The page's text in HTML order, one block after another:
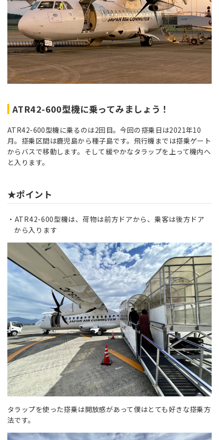
ATR42-600型機に乗ってみましょう！
ATR42-600型機に乗るのは2回目。今回の搭乗日は2021年10
月。搭乗区間は鹿児島から種子島です。飛行機までは搭乗ゲート
からバスで移動します。そして緩やかなタラップを上って機内へ
と入ります。
★ポイント
ATR42-600型機は、荷物は前方ドアから、乗客は後方ドア
から入ります
タラップを使った搭乗は開放感があって僕はとても好きな搭乗方
法です。